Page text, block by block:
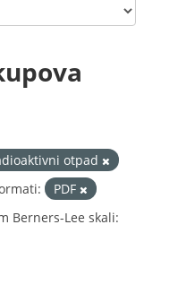
otpad
PDF
Berners-Lee skali: